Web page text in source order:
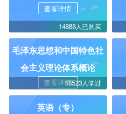
查看详情
14888人已购买
毛泽东思想和中国特色社
会主义理论体系概论
查看详情16523人学过
英语（专）